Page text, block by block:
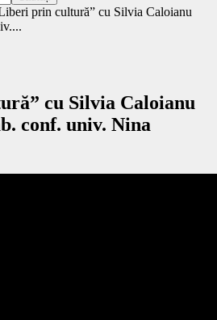
prin cultură” cu Silvia Caloianu
cu Silvia Caloianu
conf. univ. Nina